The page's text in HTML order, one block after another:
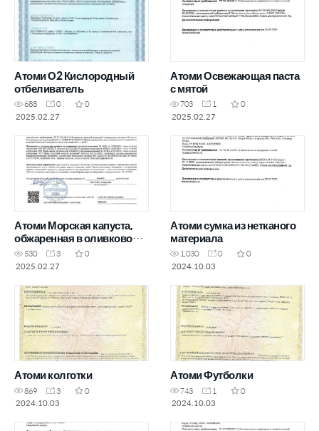
Атоми О2 Кислородный
отбеливатель
688 0
0
2025.02.27
Атоми Освежающая паста
с мятой
703 1
0
2025.02.27
Атоми Морская капуста,
обжаренная в оливковом
масле
530 3
0
2025.02.27
Атоми сумка из нетканого
материала
1,030 0
0
2024.10.03
Атоми колготки
869 3
0
2024.10.03
Атоми Футболки
743 1
0
2024.10.03